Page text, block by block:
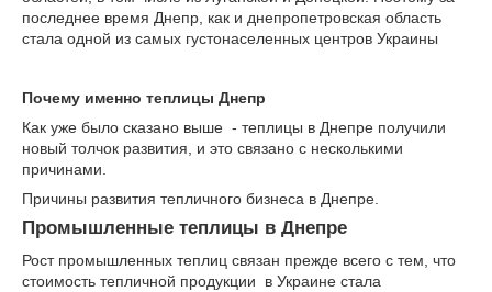
последнее время Днепр, как и днепропетровская область
стала одной из самых густонаселенных центров Украины
Почему именно теплицы Днепр
Как уже было сказано выше - теплицы в Днепре получили
новый толчок развития, и это связано с несколькими
причинами.
Причины развития тепличного бизнеса в Днепре.
Промышленные теплицы в Днепре
Рост промышленных теплиц связан прежде всего с тем, что
стоимость тепличной продукции в Украине стала